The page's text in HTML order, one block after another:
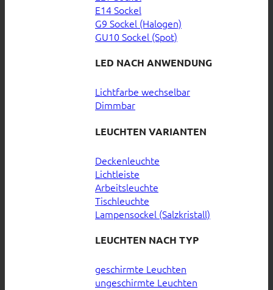
E14 Sockel
G9 Sockel (Halogen)
GU10 Sockel (Spot)
LED NACH ANWENDUNG
Lichtfarbe wechselbar
Dimmbar
LEUCHTEN VARIANTEN
Deckenleuchte
Lichtleiste
Arbeitsleuchte
Tischleuchte
Lampensockel (Salzkristall)
LEUCHTEN NACH TYP
geschirmte Leuchten
ungeschirmte Leuchten